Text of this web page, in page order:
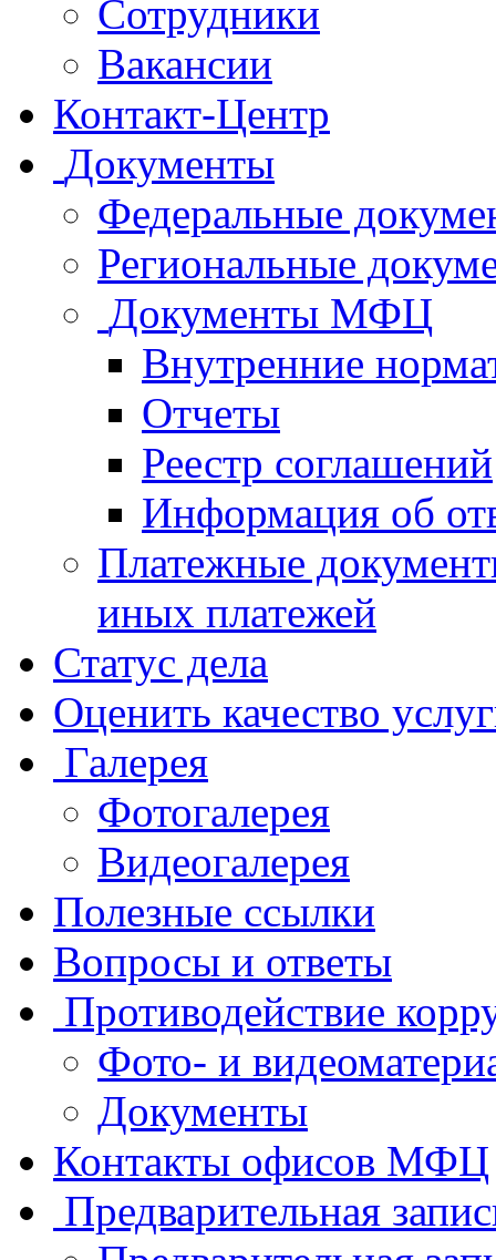
Сотрудники
Вакансии
Контакт-Центр
Документы
Федеральные
Региональные
Документы МФЦ
Внутренние
Отчеты
Реестр соглашений
Информация об
Платежные
иных платежей
Статус дела
Оценить качество
Галерея
Фотогалерея
Видеогалерея
Полезные ссылки
Вопросы и ответы
Противодействие
Фото- и
Документы
Контакты офисов МФЦ
Предварительная